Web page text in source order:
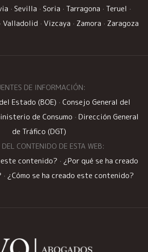
· Sevilla · Soria · Tarragona · Teruel ·
· Valladolid · Vizcaya · Zamora · Zaragoza
DE INFORMACIÓN:
Estado (BOE) · Consejo General del
de Consumo · Dirección General
de Tráfico (DGT)
CONTENIDO DE ESTA WEB:
contenido? · ¿Por qué se ha creado
· ¿Cómo se ha creado este contenido?